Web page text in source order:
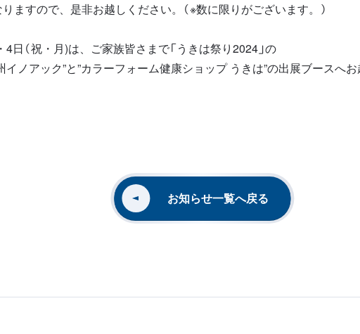
ますので、是非お越しください。（※数に限りがございます。）
4日（祝・月)は、ご家族皆さまで「うきは祭り2024」の
イノアック”と”カラーフォーム健康ショップ うきは”の出展ブースへお
お知らせ一覧へ戻る